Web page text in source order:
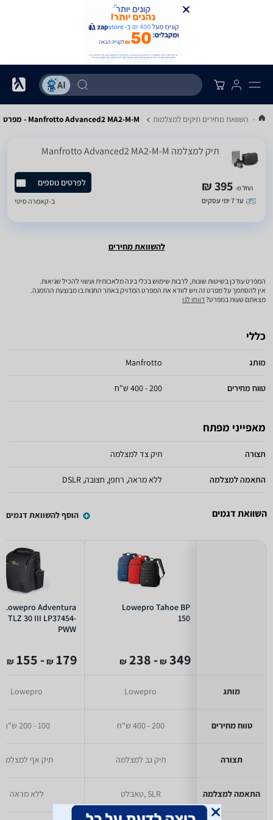
... השוואת מחירים תיקים למצלמות Manfrotto Advanced2 MA2-M-M - מפרט
תיק למצלמה Manfrotto Advanced2 MA2-M-M
החל מ- 395 ₪
עד 7 ימי עסקים
לפרטים נוספים
ב-קאמרה סיטי
להשוואת מחירים
המפרט עודכן בשיטות שונות, לרבות שימוש בכלי בינה מלאכותית ועשוי להכיל שגיאות.
אין להסתמך על מפרט זה ויש לוודא את המפרט המדויק באתר החנות בו מבוצעת ההזמנה.
מצאתם טעות במפרט?דווחו לנו
כללי
מותג Manfrotto
טווח מחירים 200 - 400 ש"ח
מאפייני מפתח
תצורה תיק צד למצלמה
התאמה למצלמה ללא מראה, רחפן, חצובה, DSLR
השוואת דגמים הוסף להשוואת דגמים
מותג
טווח מחירים
תצורה
התאמה למצלמה
Lowepro Tahoe BP
150
349
₪
- 238
₪
Lowepro
200 - 400 ש"ח
תיק גב למצלמה
SLR ,טאבלט
Lowepro Adventura
TLZ 30 III LP37454-
PWW
179
₪
- 155
₪
Lowepro
100 - 200 ש"ח
תיק אף למצלמה
ללא מראה